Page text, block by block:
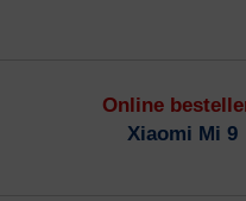
Online
Xiaomi Mi 9